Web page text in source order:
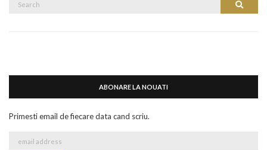
Search
ABONARE LA NOUATI
Primesti email de fiecare data cand scriu.